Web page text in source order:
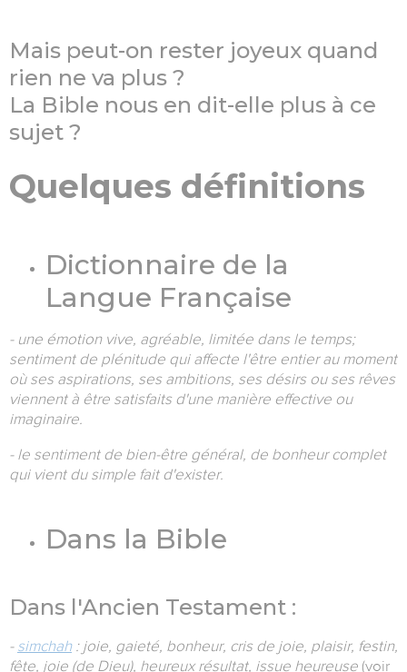
Mais peut-on rester joyeux quand
rien ne va plus ?
La Bible nous en dit-elle plus à ce
sujet ?
Quelques définitions
Dictionnaire de la
Langue Française
- une émotion vive, agréable, limitée dans le temps;
sentiment de plénitude qui affecte l'être entier au moment
où ses aspirations, ses ambitions, ses désirs ou ses rêves
viennent à être satisfaits d'une manière effective ou
imaginaire.
- le sentiment de bien-être général, de bonheur complet
qui vient du simple fait d'exister.
Dans la Bible
Dans l'Ancien Testament :
- simchah: joie, gaieté, bonheur, cris de joie, plaisir, festin,
fête, joie (de Dieu), heureux résultat, issue heureuse (voir